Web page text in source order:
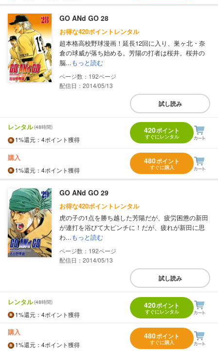
GO ANd GO 28
お得な420ポイントレンタル
超本格高校野球漫画！延長12回に入り、巣ヶ北・奈
倉の球威が落ち始める。芳陽の打者は桜井。桜井の
脳...もっと読む
192
配信日：2014/05/13
試し読み
レンタル(48時間)
1%還元 ：4ポイント獲得
420ポイント
すぐにレンタル
購入
1%還元 ：4ポイント獲得
480ポイント
すぐに購入
GO ANd GO 29
お得な420ポイントレンタル
虎の子の1点を勝ち越した芳陽だが、疲労困憊の新田
が連打を浴びて大ピンチに！だが、疲れが新田に思
わ...もっと読む
192
配信日：2014/05/13
試し読み
レンタル(48時間)
1%還元 ：4ポイント獲得
420ポイント
すぐにレンタル
購入
1%還元 ：4ポイント獲得
480ポイント
すぐに購入